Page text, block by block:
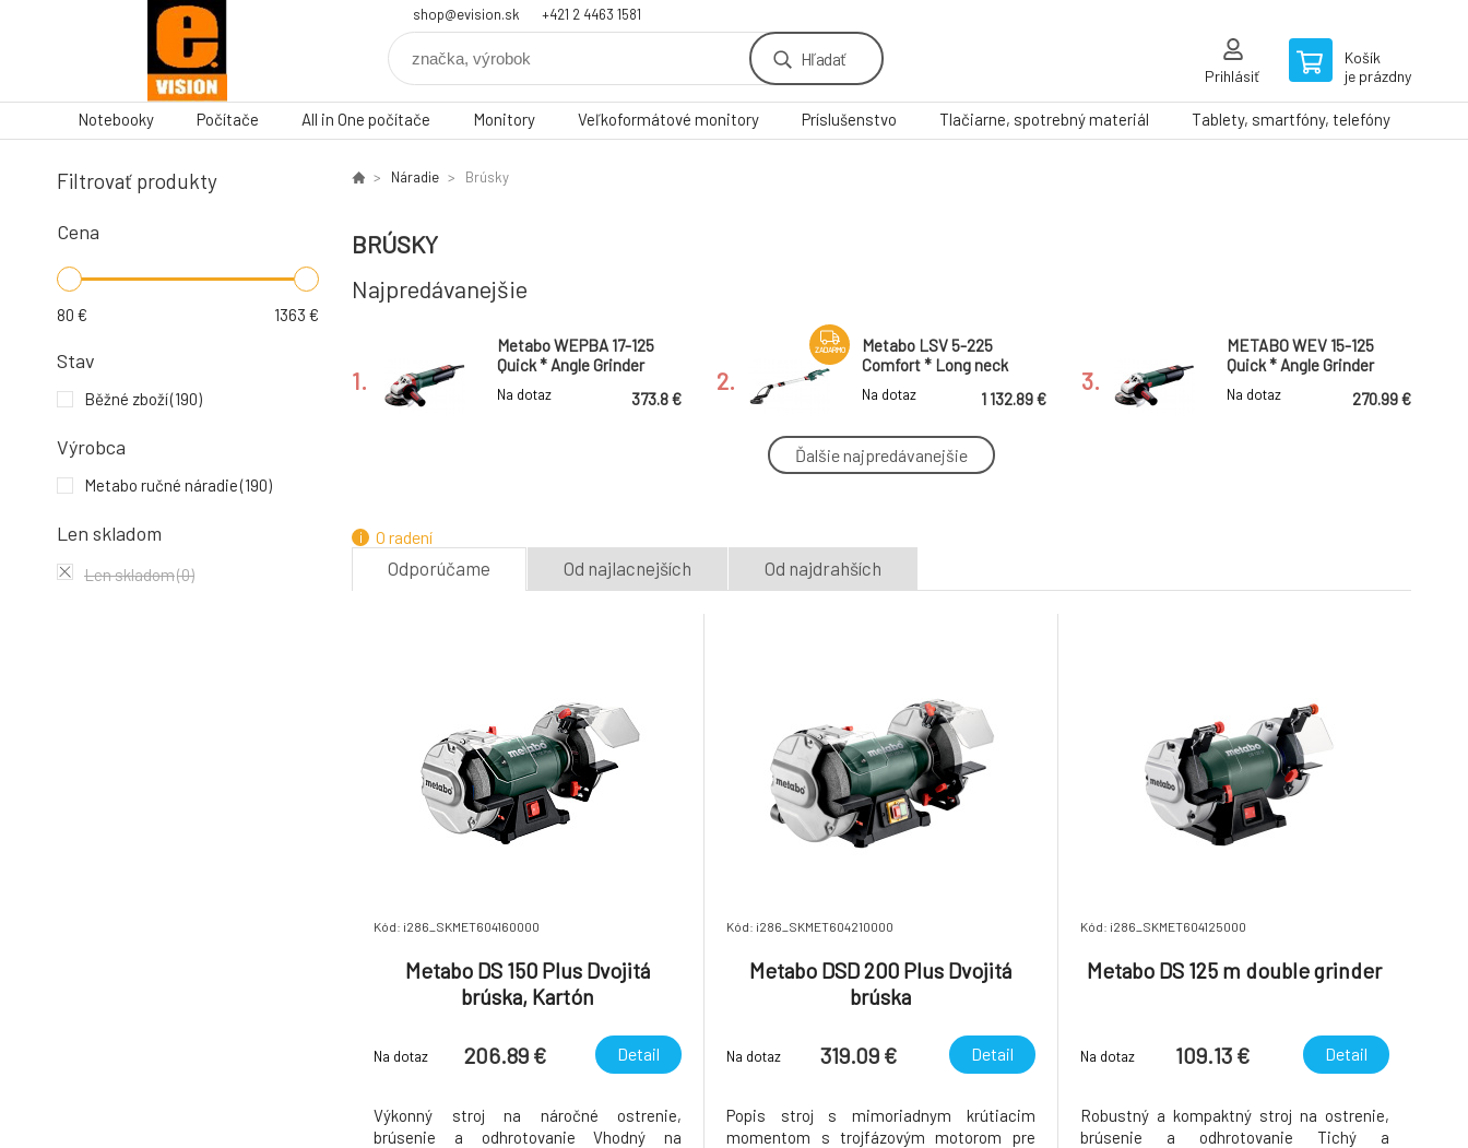
shop@evision.sk +421 2 4463 1581
Hľadať
Prihlásiť
Košík
je prázdny
Notebooky Počítače All in One počítače Monitory Veľkoformátové monitory Príslušenstvo Tlačiarne, spotrebný materiál Tablety, smartfóny, telefóny
Filtrovať produkty
Cena
80 € 1363 €
Stav
Běžné zboží(190)
Výrobca
Metabo ručné náradie(190)
Len skladom
Len skladom(0)
Náradie Brúsky
BRÚSKY
Najpredávanejšie
1.
Metabo WEPBA 17-125
Quick * Angle Grinder
Na dotaz 373.8 €
2.
ZADARMO
Metabo LSV 5-225
Comfort * Long neck
grinder
Na dotaz 1 132.89 €
3.
METABO WEV 15-125
Quick * Angle Grinder
TV00
Na dotaz 270.99 €
Metabo We 24-230 mvt
METABO SXE 150-5.0 BL *
Ďalšie najpredávanejšie
O radení
Odporúčame Od najlacnejších Od najdrahších
Kód: i286_SKMET604160000
Metabo DS 150 Plus Dvojitá
brúska, Kartón
Na dotaz 206.89 € Detail
Výkonný stroj na náročné ostrenie,
brúsenie a odhrotovanie Vhodný na
Kód: i286_SKMET604210000
Metabo DSD 200 Plus Dvojitá
brúska
Na dotaz 319.09 € Detail
Popis stroj s mimoriadnym krútiacim
momentom s trojfázovým motorom pre
Kód: i286_SKMET604125000
Metabo DS 125 m double grinder
Na dotaz 109.13 € Detail
Robustný a kompaktný stroj na ostrenie,
brúsenie a odhrotovanie Tichý a